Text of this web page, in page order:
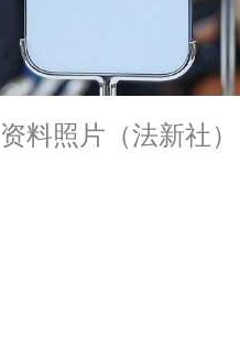
资料照片（法新社）